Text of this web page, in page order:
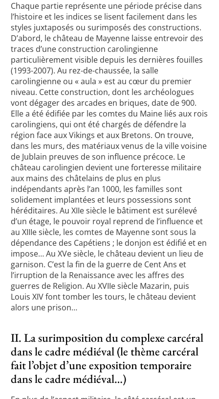
Chaque partie représente une période précise dans
l’histoire et les indices se lisent facilement dans les
styles juxtaposés ou surimposés des constructions.
D’abord, le château de Mayenne laisse entrevoir des
traces d’une construction carolingienne
particulièrement visible depuis les dernières fouilles
(1993-2007). Au rez-de-chaussée, la salle
carolingienne ou « aula » est au cœur du premier
niveau. Cette construction, dont les archéologues
vont dégager des arcades en briques, date de 900.
Elle a été édifiée par les comtes du Maine liés aux rois
carolingiens, qui ont été chargés de défendre la
région face aux Vikings et aux Bretons. On trouve,
dans les murs, des matériaux venus de la ville voisine
de Jublain preuves de son influence précoce. Le
château carolingien devient une forteresse militaire
aux mains des châtelains de plus en plus
indépendants après l’an 1000, les familles sont
solidement implantées et leurs possessions sont
héréditaires. Au XIIe siècle le bâtiment est surélevé
d’un étage, le pouvoir royal reprend de l’influence et
au XIIIe siècle, les comtes de Mayenne sont sous la
dépendance des Capétiens ; le donjon est édifié et en
impose… Au XVe siècle, le château devient un lieu de
garnison. C’est la fin de la guerre de Cent Ans et
l’irruption de la Renaissance avec les affres des
guerres de Religion. Au XVIIe siècle Mazarin, puis
Louis XIV font tomber les tours, le château devient
alors une prison…
II. La surimposition du complexe carcéral
dans le cadre médiéval (le thème carcéral
fait l’objet d’une exposition temporaire
dans le cadre médiéval…)